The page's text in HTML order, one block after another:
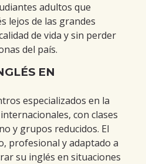
adultos que
lejos de las grandes
de vida y sin perder
del país.
EN
especializados en la
con clases
y grupos reducidos. El
profesional y adaptado a
su inglés en situaciones